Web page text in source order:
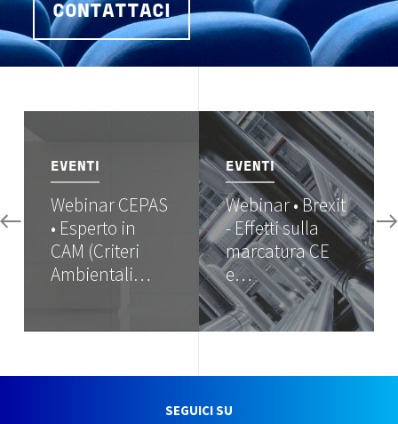
CONTATTACI
EVENTI
Webinar CEPAS
• Esperto in
CAM (Criteri
Ambientali…
Image
EVENTI
Webinar • Brexit
- Effetti sulla
marcatura CE
e…
SEGUICI SU